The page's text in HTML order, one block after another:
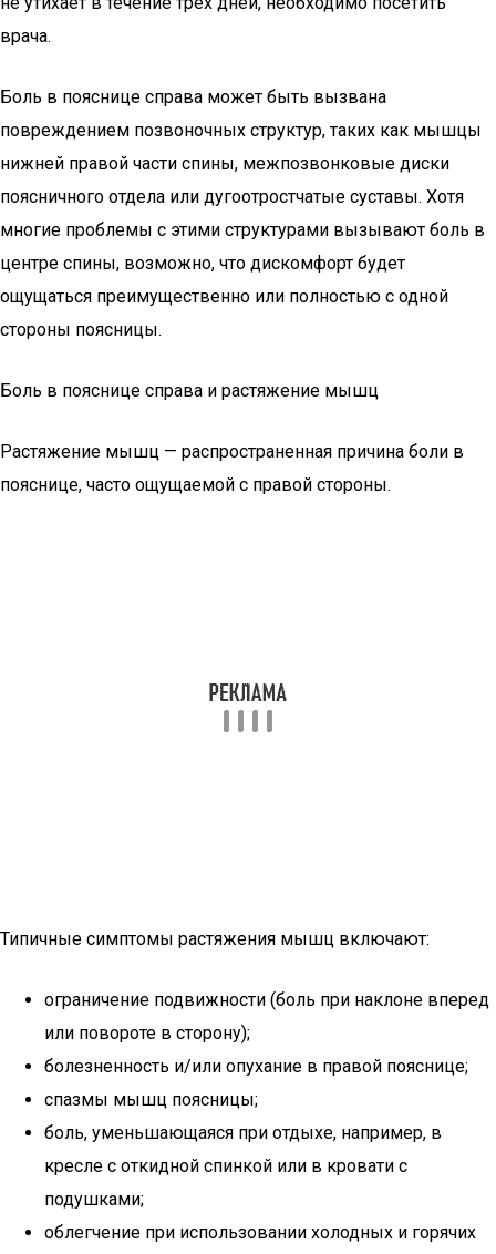
врача.
Боль в пояснице справа может быть вызвана
повреждением позвоночных структур, таких как мышцы
нижней правой части спины, межпозвонковые диски
поясничного отдела или дугоотростчатые суставы. Хотя
многие проблемы с этими структурами вызывают боль в
центре спины, возможно, что дискомфорт будет
ощущаться преимущественно или полностью с одной
стороны поясницы.
Боль в пояснице справа и растяжение мышц
Растяжение мышц — распространенная причина боли в
пояснице, часто ощущаемой с правой стороны.
Типичные симптомы растяжения мышц включают:
ограничение подвижности (боль при наклоне вперед
или повороте в сторону);
болезненность и/или опухание в правой пояснице;
спазмы мышц поясницы;
боль, уменьшающаяся при отдыхе, например, в
кресле с откидной спинкой или в кровати с
подушками;
облегчение при использовании холодных и горячих